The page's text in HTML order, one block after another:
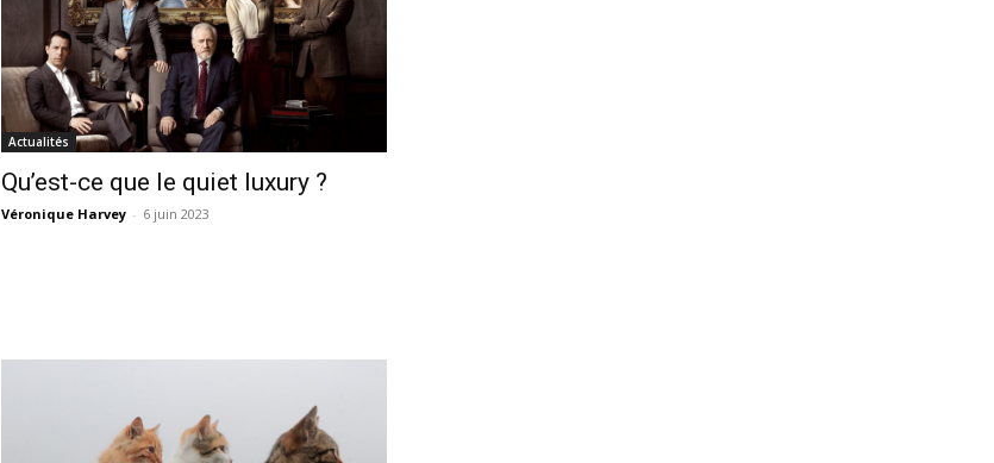
Actualités
Qu’est-ce que le quiet luxury ?
Véronique Harvey - 6 juin 2023